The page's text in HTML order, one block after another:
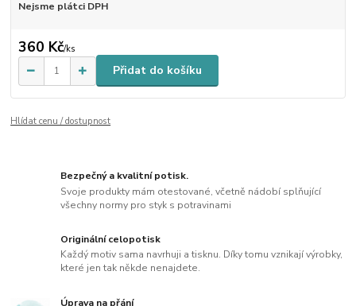
Nejsme plátci DPH
360 Kč/ks
Přidat do košíku
Hlídat cenu / dostupnost
Bezpečný a kvalitní potisk.
Svoje produkty mám otestované, včetně nádobí splňující
všechny normy pro styk s potravinami
Originální celopotisk
Každý motiv sama navrhuji a tisknu. Díky tomu vznikají výrobky,
které jen tak někde nenajdete.
Úprava na přání